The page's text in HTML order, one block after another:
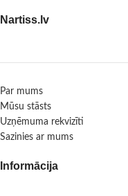
Nartiss.lv
Par mums
Mūsu stāsts
Uzņēmuma rekvizīti
Sazinies ar mums
Informācija